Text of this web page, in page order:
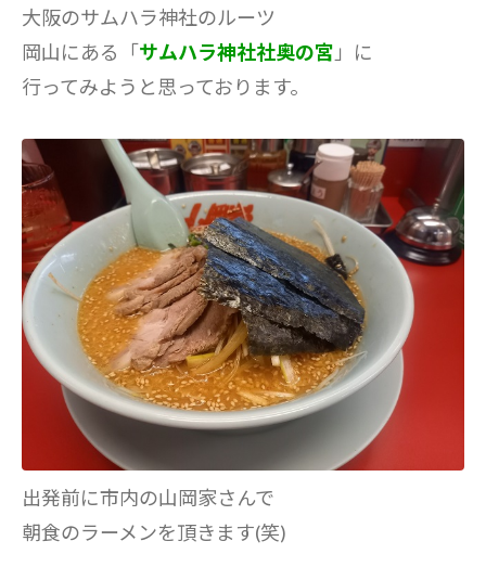
大阪のサムハラ神社のルーツ
岡山にある「サムハラ神社社奥の宮 」に
行ってみようと思っております。
出発前に市内の山岡家さんで
朝食のラーメンを頂きます(笑)